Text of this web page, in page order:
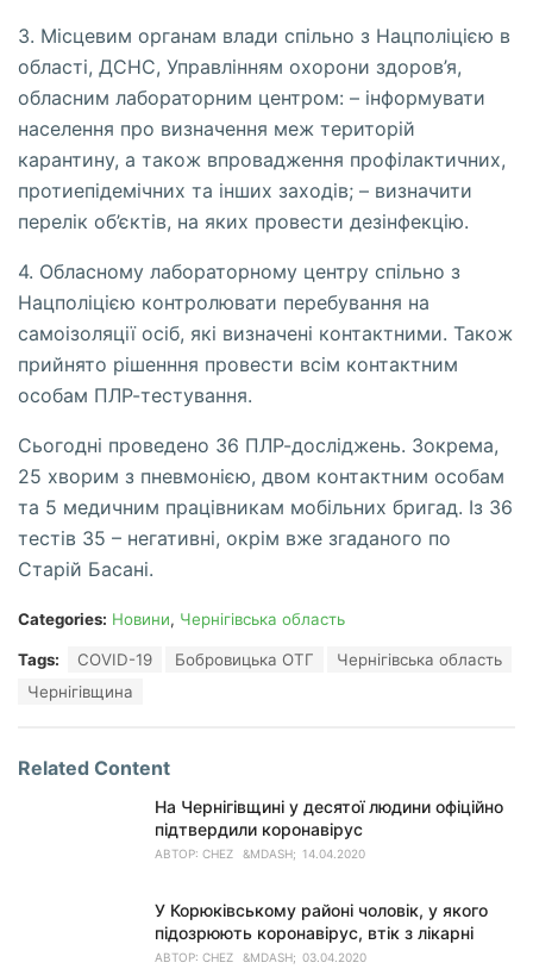
3. Місцевим органам влади спільно з Нацполіцією в
області, ДСНС, Управлінням охорони здоров’я,
обласним лабораторним центром: – інформувати
населення про визначення меж територій
карантину, а також впровадження профілактичних,
протиепідемічних та інших заходів; – визначити
перелік об’єктів, на яких провести дезінфекцію.
4. Обласному лабораторному центру спільно з
Нацполіцією контролювати перебування на
самоізоляції осіб, які визначені контактними. Також
прийнято рішенння провести всім контактним
особам ПЛР-тестування.
Сьогодні проведено 36 ПЛР-досліджень. Зокрема,
25 хворим з пневмонією, двом контактним особам
та 5 медичним працівникам мобільних бригад. Із 36
тестів 35 – негативні, окрім вже згаданого по
Старій Басані.
Categories: Новини, Чернігівська область
Tags: COVID-19 Бобровицька ОТГ
Чернігівська область
Чернігівщина
Related Content
На Чернігівщині у десятої людини офіційно
підтвердили коронавірус
АВТОР: CHEZ 14.04.2020
У Корюківському районі чоловік, у якого
підозрюють коронавірус, втік з лікарні
АВТОР: CHEZ 03.04.2020